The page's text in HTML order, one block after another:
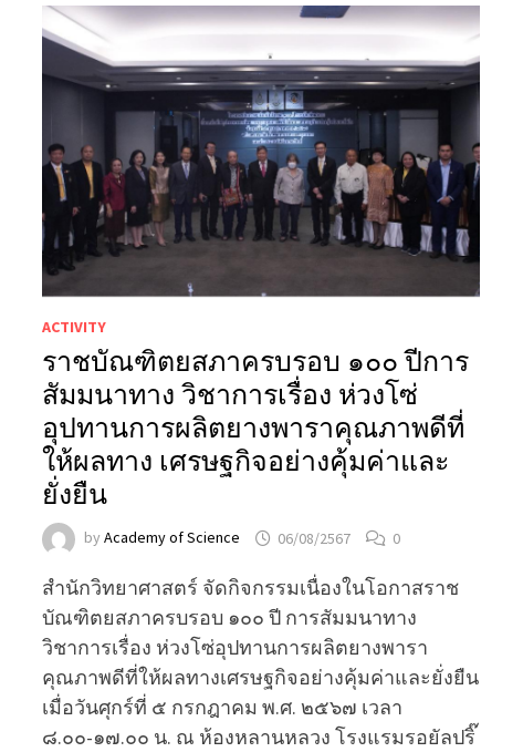
ACTIVITY
ราชบัณฑิตยสภาครบรอบ ๑๐๐ ปีการ
สัมมนาทาง วิชาการเรื่อง ห่วงโซ่
อุปทานการผลิตยางพาราคุณภาพดีที่
ให้ผลทาง เศรษฐกิจอย่างคุ้มค่าและ
ยั่งยืน
byAcademy of Science 06/08/2567 0
สำนักวิทยาศาสตร์ จัดกิจกรรมเนื่องในโอกาสราช
บัณฑิตยสภาครบรอบ ๑๐๐ ปี การสัมมนาทาง
วิชาการเรื่อง ห่วงโซ่อุปทานการผลิตยางพารา
คุณภาพดีที่ให้ผลทางเศรษฐกิจอย่างคุ้มค่าและยั่งยืน
เมื่อวันศุกร์ที่ ๕ กรกฎาคม พ.ศ. ๒๕๖๗ เวลา
๘.๐๐-๑๗.๐๐ น. ณ ห้องหลานหลวง โรงแรมรอยัลปริ๊